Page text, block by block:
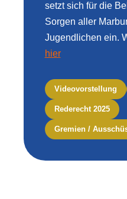
setzt sich für die
Sorgen aller
Jugendlichen ein.
hier
Videovorstellung
Rederecht 2025
Gremien /